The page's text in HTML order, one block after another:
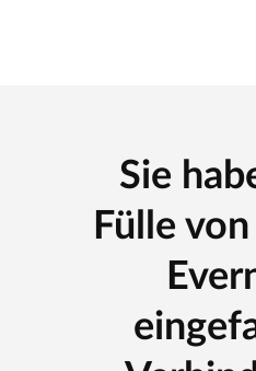
Sie
Fülle